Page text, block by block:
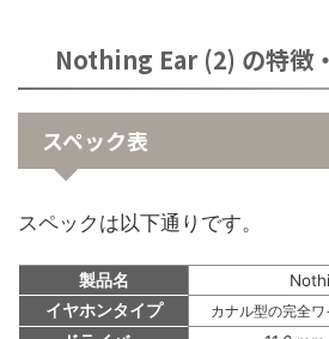
Nothing Ear (2) の特徴
スペック表
スペックは以下通りです。
製品名
イヤホンタイプ
カナル型の完全ワ